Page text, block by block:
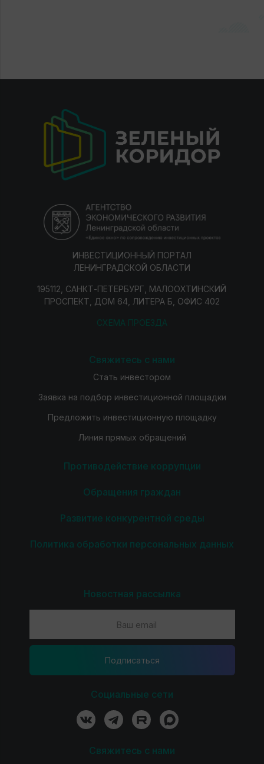
ИНВЕСТИЦИОННЫЙ ПОРТАЛ
ЛЕНИНГРАДСКОЙ ОБЛАСТИ
195112, САНКТ-ПЕТЕРБУРГ, МАЛООХТИНСКИЙ
ПРОСПЕКТ, ДОМ 64, ЛИТЕРА Б, ОФИС 402
СХЕМА ПРОЕЗДА
Свяжитесь с нами
Стать инвестором
Заявка на подбор инвестиционной площадки
Предложить инвестиционную площадку
Линия прямых обращений
Противодействие коррупции
Обращения граждан
Развитие конкурентной среды
Политика обработки персональных данных
Новостная рассылка
Подпиcаться
Социальные сети
Свяжитесь с нами